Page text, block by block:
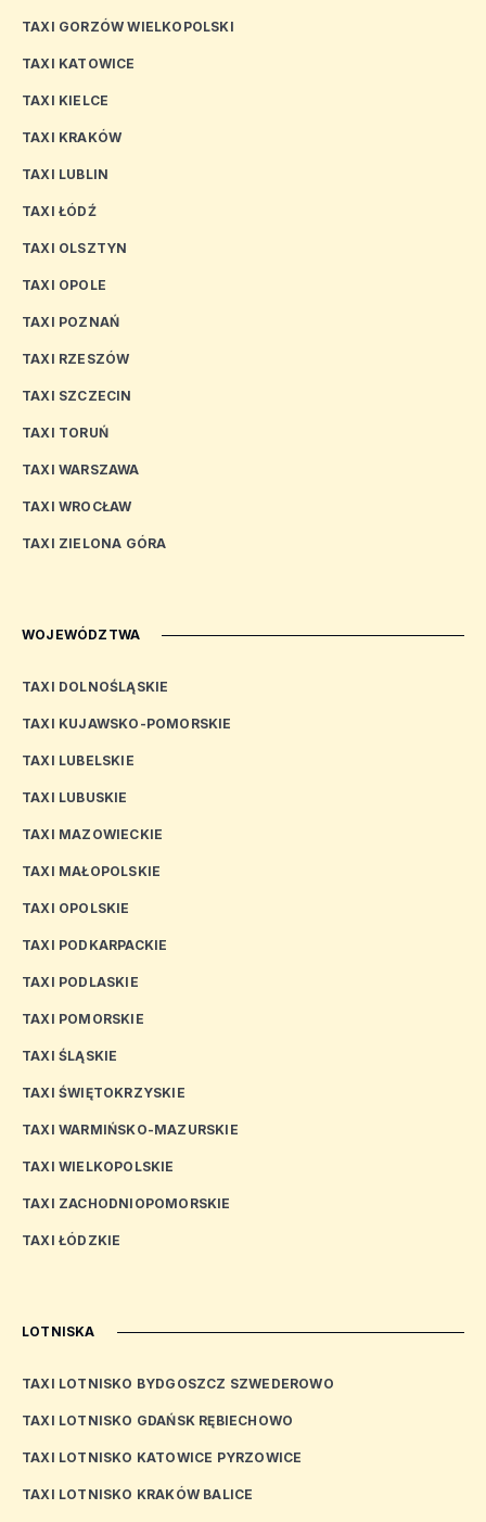
TAXI GORZÓW WIELKOPOLSKI
TAXI KATOWICE
TAXI KIELCE
TAXI KRAKÓW
TAXI LUBLIN
TAXI ŁÓDŹ
TAXI OLSZTYN
TAXI OPOLE
TAXI POZNAŃ
TAXI RZESZÓW
TAXI SZCZECIN
TAXI TORUŃ
TAXI WARSZAWA
TAXI WROCŁAW
TAXI ZIELONA GÓRA
WOJEWÓDZTWA
TAXI DOLNOŚLĄSKIE
TAXI KUJAWSKO-POMORSKIE
TAXI LUBELSKIE
TAXI LUBUSKIE
TAXI MAZOWIECKIE
TAXI MAŁOPOLSKIE
TAXI OPOLSKIE
TAXI PODKARPACKIE
TAXI PODLASKIE
TAXI POMORSKIE
TAXI ŚLĄSKIE
TAXI ŚWIĘTOKRZYSKIE
TAXI WARMIŃSKO-MAZURSKIE
TAXI WIELKOPOLSKIE
TAXI ZACHODNIOPOMORSKIE
TAXI ŁÓDZKIE
LOTNISKA
TAXI LOTNISKO BYDGOSZCZ SZWEDEROWO
TAXI LOTNISKO GDAŃSK RĘBIECHOWO
TAXI LOTNISKO KATOWICE PYRZOWICE
TAXI LOTNISKO KRAKÓW BALICE